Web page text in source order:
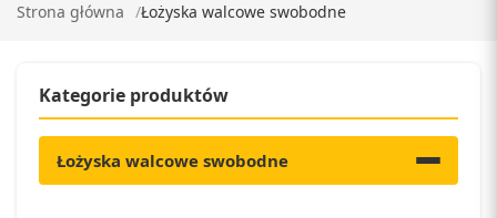
Strona główna Łożyska walcowe swobodne
Kategorie produktów
Łożyska walcowe swobodne